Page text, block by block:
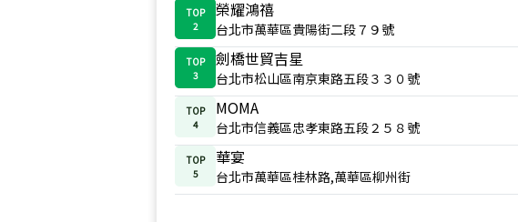
TOP
2
榮耀鴻禧
台北市萬華區貴陽街二段７９號
TOP
3
劍橋世貿吉星
台北市松山區南京東路五段３３０號
TOP
4
MOMA
台北市信義區忠孝東路五段２５８號
TOP
5
華宴
台北市萬華區桂林路,萬華區柳州街